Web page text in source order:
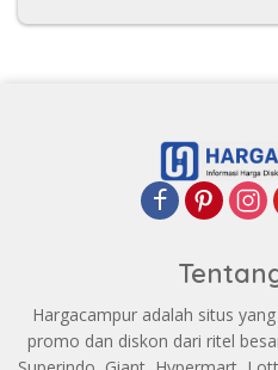
Hargacampur adalah situs
promo dan diskon dari ritel